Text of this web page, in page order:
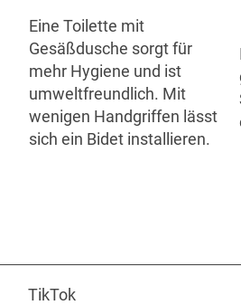
Eine Toilette mit
Gesäßdusche sorgt für
mehr Hygiene und ist
umweltfreundlich. Mit
wenigen Handgriffen lässt
sich ein Bidet installieren.
TikTok